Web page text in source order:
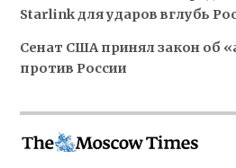
Starlink для ударов вглубь
Сенат США принял закон об
против России